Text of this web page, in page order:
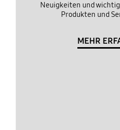
Neuigkeiten und
Produkten und
MEHR